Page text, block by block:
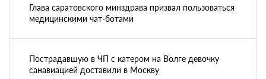
Глава саратовского минздрава призвал пользоваться
медицинскими чат-ботами
Пострадавшую в ЧП с катером на Волге девочку
санавиацией доставили в Москву